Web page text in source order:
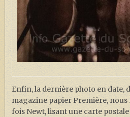
Enfin, la dernière photo en date,
magazine papier Première,
fois Newt, lisant une carte